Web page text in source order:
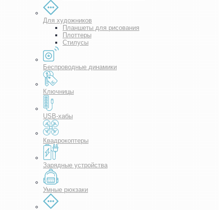
Для художников
Планшеты для рисования
Плоттеры
Стилусы
Беспроводные динамики
Ключницы
USB-хабы
Квадрокоптеры
Зарядные устройства
Умные рюкзаки